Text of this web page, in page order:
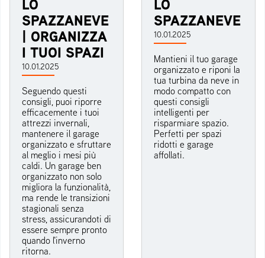
LO
SPAZZANEVE
| ORGANIZZA
I TUOI SPAZI
10.01.2025
Seguendo questi
consigli, puoi riporre
efficacemente i tuoi
attrezzi invernali,
mantenere il garage
organizzato e sfruttare
al meglio i mesi più
caldi. Un garage ben
organizzato non solo
migliora la funzionalità,
ma rende le transizioni
stagionali senza
stress, assicurandoti di
essere sempre pronto
quando l'inverno
ritorna.
LO
SPAZZANEVE
10.01.2025
Mantieni il tuo garage
organizzato e riponi la
tua turbina da neve in
modo compatto con
questi consigli
intelligenti per
risparmiare spazio.
Perfetti per spazi
ridotti e garage
affollati.